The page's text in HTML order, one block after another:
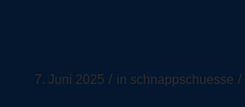
7. Juni 2025 / in schnappschuesse /